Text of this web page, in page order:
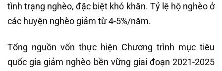
tình trạng nghèo, đặc biệt khó khăn. Tỷ lệ hộ nghèo ở
các huyện nghèo giảm từ 4-5%/năm.
Tổng nguồn vốn thực hiện Chương trình mục tiêu
quốc gia giảm nghèo bền vững giai đoạn 2021-2025